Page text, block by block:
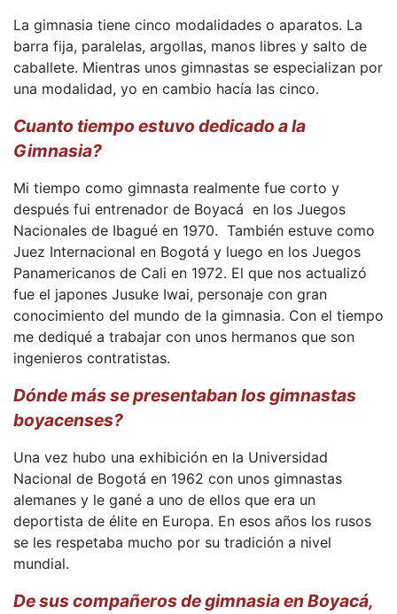
La gimnasia tiene cinco modalidades o aparatos. La
barra fija, paralelas, argollas, manos libres y salto de
caballete. Mientras unos gimnastas se especializan por
una modalidad, yo en cambio hacía las cinco.
Cuanto tiempo estuvo dedicado a la
Gimnasia?
Mi tiempo como gimnasta realmente fue corto y
después fui entrenador de Boyacá en los Juegos
Nacionales de Ibagué en 1970. También estuve como
Juez Internacional en Bogotá y luego en los Juegos
Panamericanos de Cali en 1972. El que nos actualizó
fue el japones Jusuke Iwai, personaje con gran
conocimiento del mundo de la gimnasia. Con el tiempo
me dediqué a trabajar con unos hermanos que son
ingenieros contratistas.
Dónde más se presentaban los gimnastas
boyacenses?
Una vez hubo una exhibición en la Universidad
Nacional de Bogotá en 1962 con unos gimnastas
alemanes y le gané a uno de ellos que era un
deportista de élite en Europa. En esos años los rusos
se les respetaba mucho por su tradición a nivel
mundial.
De sus compañeros de gimnasia en Boyacá,